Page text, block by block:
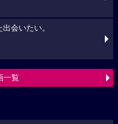
会いたい。
一覧